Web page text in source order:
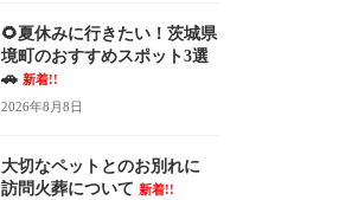
🌻夏休みに行きたい！茨城県
境町のおすすめスポット3選
🚗 新着!!
2026年8月8日
大切なペットとのお別れに
訪問火葬について 新着!!